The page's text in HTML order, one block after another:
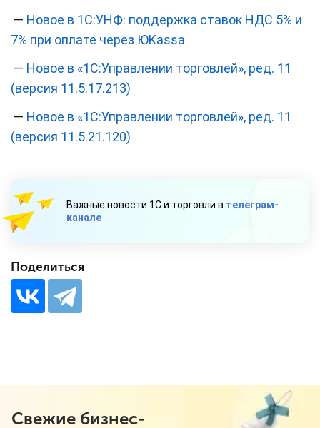
— Новое в 1С:УНФ: поддержка ставок НДС 5% и
7% при оплате через ЮKassa
— Новое в «1С:Управлении торговлей», ред. 11
(версия 11.5.17.213)
— Новое в «1С:Управлении торговлей», ред. 11
(версия 11.5.21.120)
Важные новости 1С и торговли в телеграм-
канале
Поделиться
Свежие бизнес-